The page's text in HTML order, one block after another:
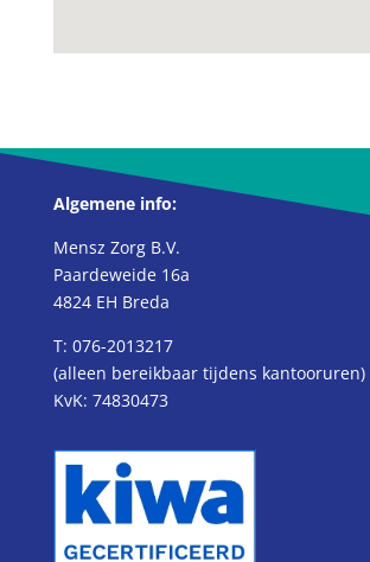
Algemene info:
Mensz Zorg B.V.
Paardeweide 16a
4824 EH Breda
T: 076-2013217
(alleen bereikbaar tijdens kantooruren)
KvK: 74830473